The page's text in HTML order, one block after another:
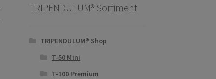
TRIPENDULUM® Sortiment
TRIPENDULUM® Shop
T-50 Mini
T-100 Premium